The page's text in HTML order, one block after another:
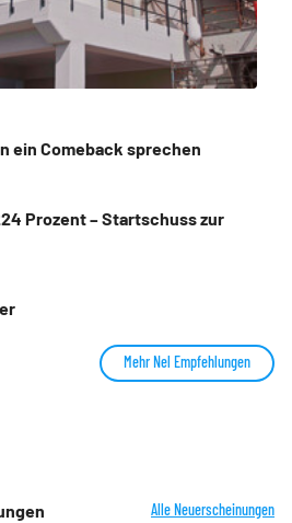
ein Comeback sprechen
Prozent – Startschuss zur
Mehr Nel Empfehlungen
Alle Neuerscheinungen